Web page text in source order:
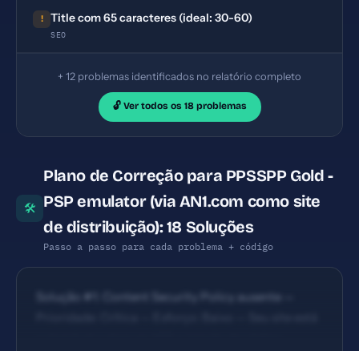
! Title com 65 caracteres (ideal: 30-60)
SEO
+ 12 problemas identificados no relatório completo
🔓 Ver todos os 18 problemas
🛠
Plano de Correção para PPSSPP Gold -
PSP emulator (via AN1.com como site
de distribuição): 18 Soluções
Passo a passo para cada problema + código
Solução #1: Content Security Policy ausente —